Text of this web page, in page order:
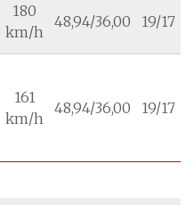
180
km/h
48,94/36,00 19/17
161
km/h
48,94/36,00 19/17